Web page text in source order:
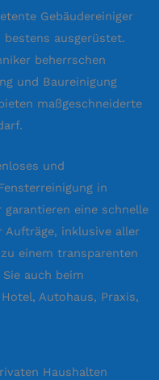
Gebäudereiniger
ausgerüstet.
beherrschen
und Baureinigung
maßgeschneiderte
und
in
garantieren eine schnelle
Aufträge, inklusive aller
einem transparenten
auch beim
Autohaus, Praxis,
Haushalten